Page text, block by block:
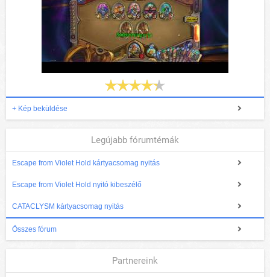
+ Kép beküldése
Legújabb fórumtémák
Escape from Violet Hold kártyacsomag nyitás
Escape from Violet Hold nyitó kibeszélő
CATACLYSM kártyacsomag nyitás
Összes fórum
Partnereink